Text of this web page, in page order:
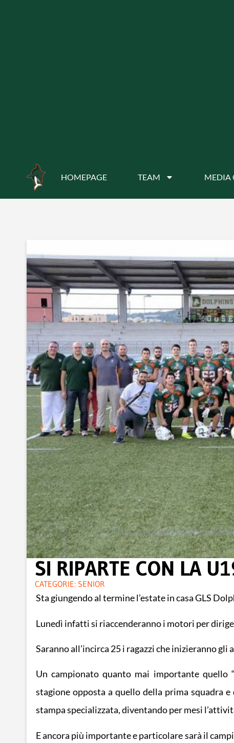
HOMEPAGE TEAM MEDIA
SI RIPARTE CON LA
CATEGORIE: SENIOR
Sta giungendo al termine l’estate in casa GLS
Lunedì infatti si riaccenderanno i motori per
Saranno all’incirca 25 i ragazzi che inizieranno
Un campionato quanto mai importante quello
stagione opposta a quello della prima squadra
stampa specializzata, diventando per mesi
E ancora più importante e particolare sarà il